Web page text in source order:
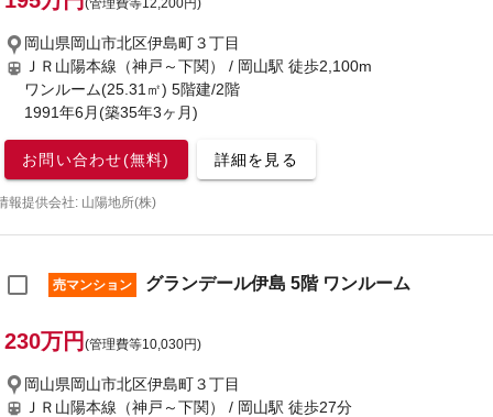
(管理費等12,200円)
岡山県岡山市北区伊島町３丁目
ＪＲ山陽本線（神戸～下関） / 岡山駅 徒歩2,100m
ワンルーム(25.31㎡) 5階建/2階
1991年6月(築35年3ヶ月)
お問い合わせ(無料) 詳細を見る
報提供会社: 山陽地所(株)
売マンション グランデール伊島 5階 ワンルーム
230万円 (管理費等10,030円)
岡山県岡山市北区伊島町３丁目
ＪＲ山陽本線（神戸～下関） / 岡山駅 徒歩27分